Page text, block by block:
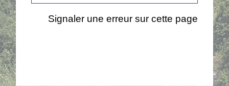
Signaler une erreur sur cette page